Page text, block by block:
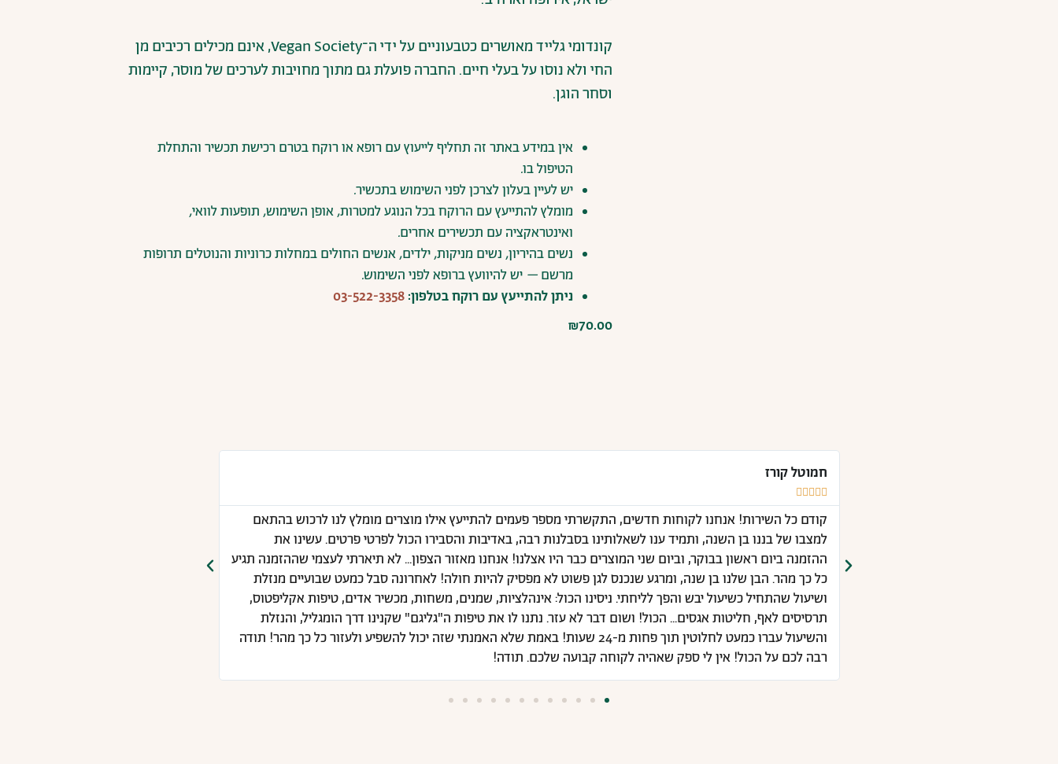
קונדומי גלייד מאושרים כטבעוניים על ידי ה־Vegan Society, אינם מכילים רכיבים מן
החי ולא נוסו על בעלי חיים. החברה פועלת גם מתוך מחויבות לערכים של מוסר, קיימות
וסחר הוגן.
איןבמידעבאתר זה תחליףלייעוץעם רופאאורוקחבטרם רכישת תכשיר והתחלת
הטיפולבו.
ישלעייןבעלוןלצרכןלפני השימושבתכשיר.
מומלץלהתייעץעם הרוקחבכל הנוגעלמטרות,אופן השימוש, תופעותלוואי,
ואינטראקציה עם תכשירים אחרים.
נשים בהיריון, נשים מניקות,ילדים,אנשים החולים במחלותכרוניות והנוטלים תרופות
מרשם –ישלהיוועץברופאלפני השימוש.
ניתןלהתייעץ עם רוקחבטלפון:03-522-3358
₪70.00
חמוטל קורז





קודם כל השירות! אנחנו לקוחות חדשים, התקשרתי מספר פעמים להתייעץ אילו מוצרים מומלץ לנו לרכוש בהתאם
למצבו של בננו בן השנה, ותמיד ענו לשאלותינו בסבלנות רבה, באדיבות והסבירו הכול לפרטי פרטים. עשינו את
ההזמנה ביום ראשון בבוקר, וביום שני המוצרים כבר היו אצלנו! אנחנו מאזור הצפון... לא תיארתי לעצמי שההזמנה תגיע
כל כך מהר. הבן שלנו בן שנה, ומרגע שנכנס לגן פשוט לא מפסיק להיות חולה! לאחרונה סבל כמעט שבועיים מנזלת
ושיעול שהתחיל כשיעול יבש והפך לליחתי. ניסינו הכול: אינהלציות, שמנים, משחות, מכשיר אדים, טיפות אקליפטוס,
תרסיסים לאף, חליטות אגסים... הכול! ושום דבר לא עזר. נתנו לו את טיפות ה"גליגם" שקנינו דרך הומגליל, והנזלת
והשיעול עברו כמעט לחלוטין תוך פחות מ-24 שעות! באמת שלא האמנתי שזה יכול להשפיע ולעזור כל כך מהר! תודה
רבה לכם על הכול! אין לי ספק שאהיה לקוחה קבועה שלכם. תודה!